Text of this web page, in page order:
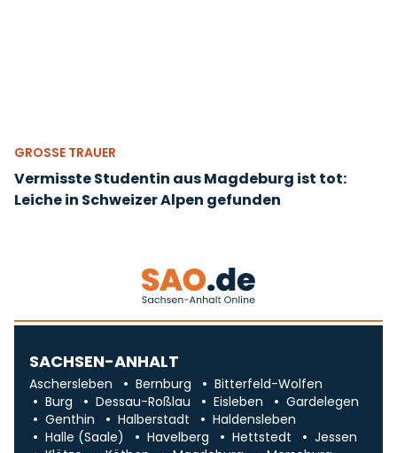
GROSSE TRAUER
Vermisste Studentin aus Magdeburg ist tot:
Leiche in Schweizer Alpen gefunden
SACHSEN-ANHALT
Aschersleben Bernburg
Bitterfeld-Wolfen
Burg
Dessau-Roßlau Eisleben
Gardelegen
Genthin
Halberstadt
Haldensleben
Halle (Saale)
Havelberg Hettstedt
Jessen